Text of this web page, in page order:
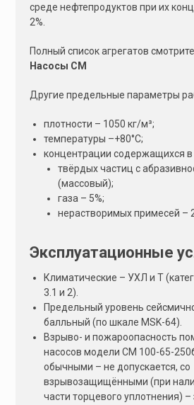
среде нефтепродуктов при их
2%.
Полный список агрегатов
Насосы СМ
Другие предельные параметры
плотности – 1050 кг/м³;
температуры –+80°С;
концентрации содержащихся
твёрдых частиц с
(массовый);
газа – 5%;
нерастворимых примесей –
Эксплуатационные
Климатические – УХЛ и Т
3.1 и 2).
Предельный уровень
балльный (по шкале MSK-64).
Взрыво- и пожароопасность
насосов модели СМ 100-65-
обычными – не допускается, со
взрывозащищёнными (при
части торцевого уплотнения)